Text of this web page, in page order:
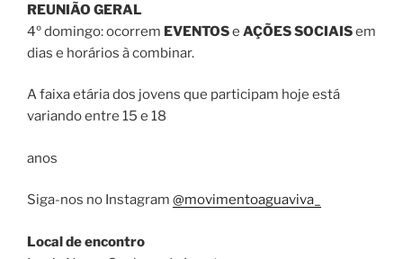
REUNIÃO GERAL
4º domingo: ocorrem EVENTOSe AÇÕES SOCIAISem
dias e horários à combinar.
A faixa etária dos jovens que participam hoje está
variando entre 15 e 18
anos
Siga-nos no Instagram @movimentoaguaviva_
Local de encontro